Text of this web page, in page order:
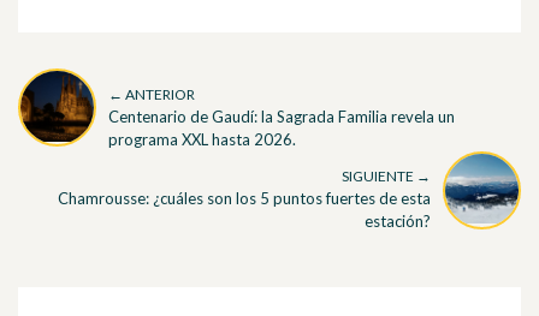
← ANTERIOR
Centenario de Gaudí: la Sagrada Familia revela un
programa XXL hasta 2026.
SIGUIENTE →
Chamrousse: ¿cuáles son los 5 puntos fuertes de esta
estación?